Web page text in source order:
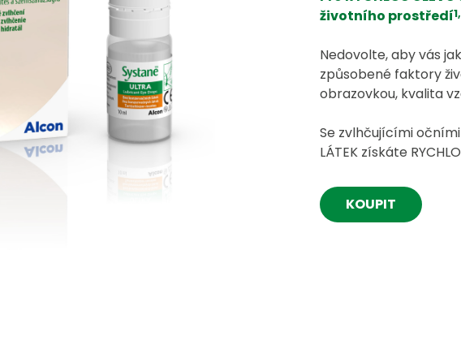
životního prostředí
Nedovolte, aby vás
způsobené faktory
obrazovkou, kvalita
Se zvlhčujícími očními
LÁTEK získáte
KOUPIT